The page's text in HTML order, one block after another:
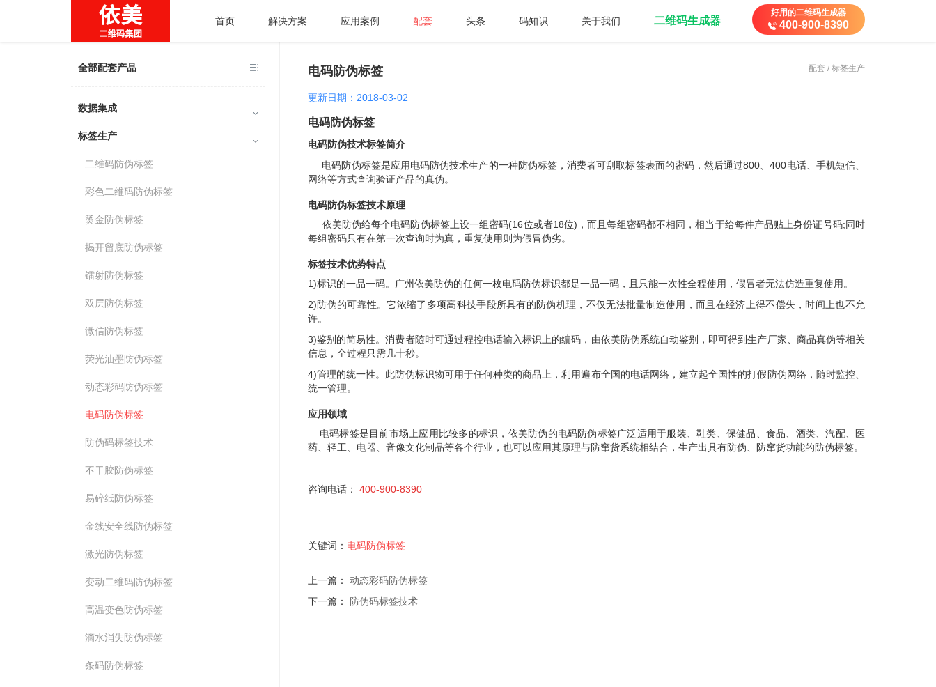
首页 解决方案 应用案例 配套 头条 码知识 关于我们 二维码生成器
好用的二维码生成器
400-900-8390
全部配套产品
数据集成
标签生产
二维码防伪标签
彩色二维码防伪标签
烫金防伪标签
揭开留底防伪标签
镭射防伪标签
双层防伪标签
微信防伪标签
荧光油墨防伪标签
动态彩码防伪标签
电码防伪标签
防伪码标签技术
不干胶防伪标签
易碎纸防伪标签
金线安全线防伪标签
激光防伪标签
变动二维码防伪标签
高温变色防伪标签
滴水消失防伪标签
条码防伪标签
电码防伪标签 配套 / 标签生产
更新日期：2018-03-02
电码防伪标签
电码防伪技术标签简介
电码防伪标签是应用电码防伪技术生产的一种防伪标签，消费者可刮取标签表面的密码，然后通过800、400电话、手机短信、
网络等方式查询验证产品的真伪。
电码防伪标签技术原理
依美防伪给每个电码防伪标签上设一组密码(16位或者18位)，而且每组密码都不相同，相当于给每件产品贴上身份证号码;同时
每组密码只有在第一次查询时为真，重复使用则为假冒伪劣。
标签技术优势特点
1)标识的一品一码。广州依美防伪的任何一枚电码防伪标识都是一品一码，且只能一次性全程使用，假冒者无法仿造重复使用。
2)防伪的可靠性。它浓缩了多项高科技手段所具有的防伪机理，不仅无法批量制造使用，而且在经济上得不偿失，时间上也不允
许。
3)鉴别的简易性。消费者随时可通过程控电话输入标识上的编码，由依美防伪系统自动鉴别，即可得到生产厂家、商品真伪等相关
信息，全过程只需几十秒。
4)管理的统一性。此防伪标识物可用于任何种类的商品上，利用遍布全国的电话网络，建立起全国性的打假防伪网络，随时监控、
统一管理。
应用领域
电码标签是目前市场上应用比较多的标识，依美防伪的电码防伪标签广泛适用于服装、鞋类、保健品、食品、酒类、汽配、医
药、轻工、电器、音像文化制品等各个行业，也可以应用其原理与防窜货系统相结合，生产出具有防伪、防窜货功能的防伪标签。
咨询电话： 400-900-8390
关键词： 电码防伪标签
上一篇： 动态彩码防伪标签
下一篇：
防伪码标签技术